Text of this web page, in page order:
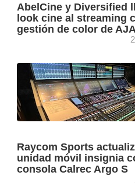
AbelCine y Diversified
look cine al streaming
gestión de color de AJA
Las capacidades de
OG-ColorBox de AJA
experto en vídeo
el proveedor de soluciones de
Raycom Sports
unidad móvil insignia
consola Calrec Argo S